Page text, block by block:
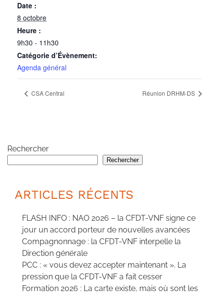
Date :
8 octobre
Heure :
9h30 - 11h30
Catégorie d’Évènement:
Agenda général
CSA Central Réunion DRHM-DS
Rechercher
Rechercher
ARTICLES RÉCENTS
FLASH INFO : NAO 2026 – la CFDT-VNF signe ce
jour un accord porteur de nouvelles avancées
Compagnonnage : la CFDT-VNF interpelle la
Direction générale
PCC : « vous devez accepter maintenant ». La
pression que la CFDT-VNF a fait cesser
Formation 2026 : La carte existe, mais où sont les